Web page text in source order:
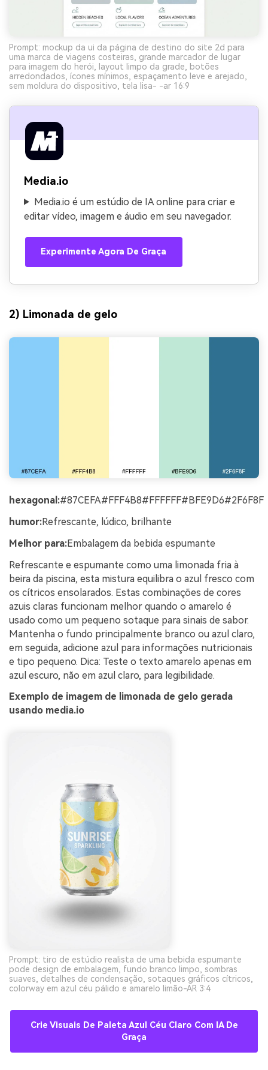
Prompt: mockup da ui da página de destino do site 2d para
uma marca de viagens costeiras, grande marcador de lugar
para imagem do herói, layout limpo da grade, botões
arredondados, ícones mínimos, espaçamento leve e arejado,
sem moldura do dispositivo, tela lisa- -ar 16:9
Media.io
Media.io é um estúdio de IA online para criar e
editar vídeo, imagem e áudio em seu navegador.
Experimente Agora De Graça
2) Limonada de gelo
hexagonal:#87CEFA#FFF4B8#FFFFFF#BFE9D6#2F6F8F
humor:Refrescante, lúdico, brilhante
Melhor para:Embalagem da bebida espumante
Refrescante e espumante como uma limonada fria à
beira da piscina, esta mistura equilibra o azul fresco com
os cítricos ensolarados. Estas combinações de cores
azuis claras funcionam melhor quando o amarelo é
usado como um pequeno sotaque para sinais de sabor.
Mantenha o fundo principalmente branco ou azul claro,
em seguida, adicione azul para informações nutricionais
e tipo pequeno. Dica: Teste o texto amarelo apenas em
azul escuro, não em azul claro, para legibilidade.
Exemplo de imagem de limonada de gelo gerada
usando media.io
Prompt: tiro de estúdio realista de uma bebida espumante
pode design de embalagem, fundo branco limpo, sombras
suaves, detalhes de condensação, sotaques gráficos cítricos,
colorway em azul céu pálido e amarelo limão-AR 3:4
Crie Visuais De Paleta Azul Céu Claro Com IA De
Graça